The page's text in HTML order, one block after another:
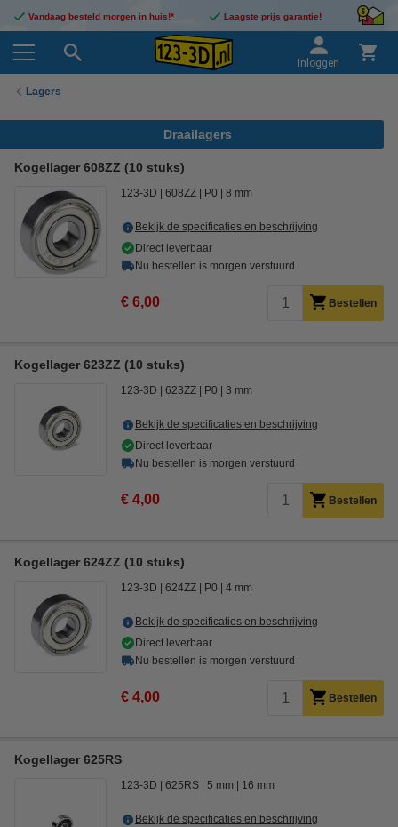
Vandaag besteld morgen in huis!* Laagste prijs garantie!
Inloggen
Lagers
Draailagers
Kogellager 608ZZ (10 stuks)
123-3D 608ZZ P0 8 mm
Bekijk de specificaties en beschrijving
Direct leverbaar
Nu bestellen is morgen verstuurd
€ 6,00 Bestellen
Kogellager 623ZZ (10 stuks)
123-3D 623ZZ P0 3 mm
Bekijk de specificaties en beschrijving
Direct leverbaar
Nu bestellen is morgen verstuurd
€ 4,00 Bestellen
Kogellager 624ZZ (10 stuks)
123-3D 624ZZ P0 4 mm
Bekijk de specificaties en beschrijving
Direct leverbaar
Nu bestellen is morgen verstuurd
€ 4,00 Bestellen
Kogellager 625RS
123-3D 625RS 5 mm 16 mm
Bekijk de specificaties en beschrijving